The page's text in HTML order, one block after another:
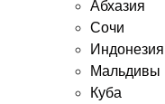
Абхазия
Сочи
Индонезия
Мальдивы
Куба